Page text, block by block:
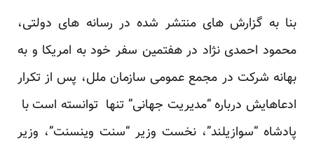
بنا به گزارش های منتشر شده در رسانه های دولتی،
محمود احمدی نژاد در هفتمین سفر خود به امریکا و به
بهانه شرکت در مجمع عمومی سازمان ملل، پس از تکرار
ادعاهایش درباره “مدیریت جهانی” تنها توانسته است با
پادشاه “سوازیلند”، نخست وزیر “سنت وینسنت”، وزیر